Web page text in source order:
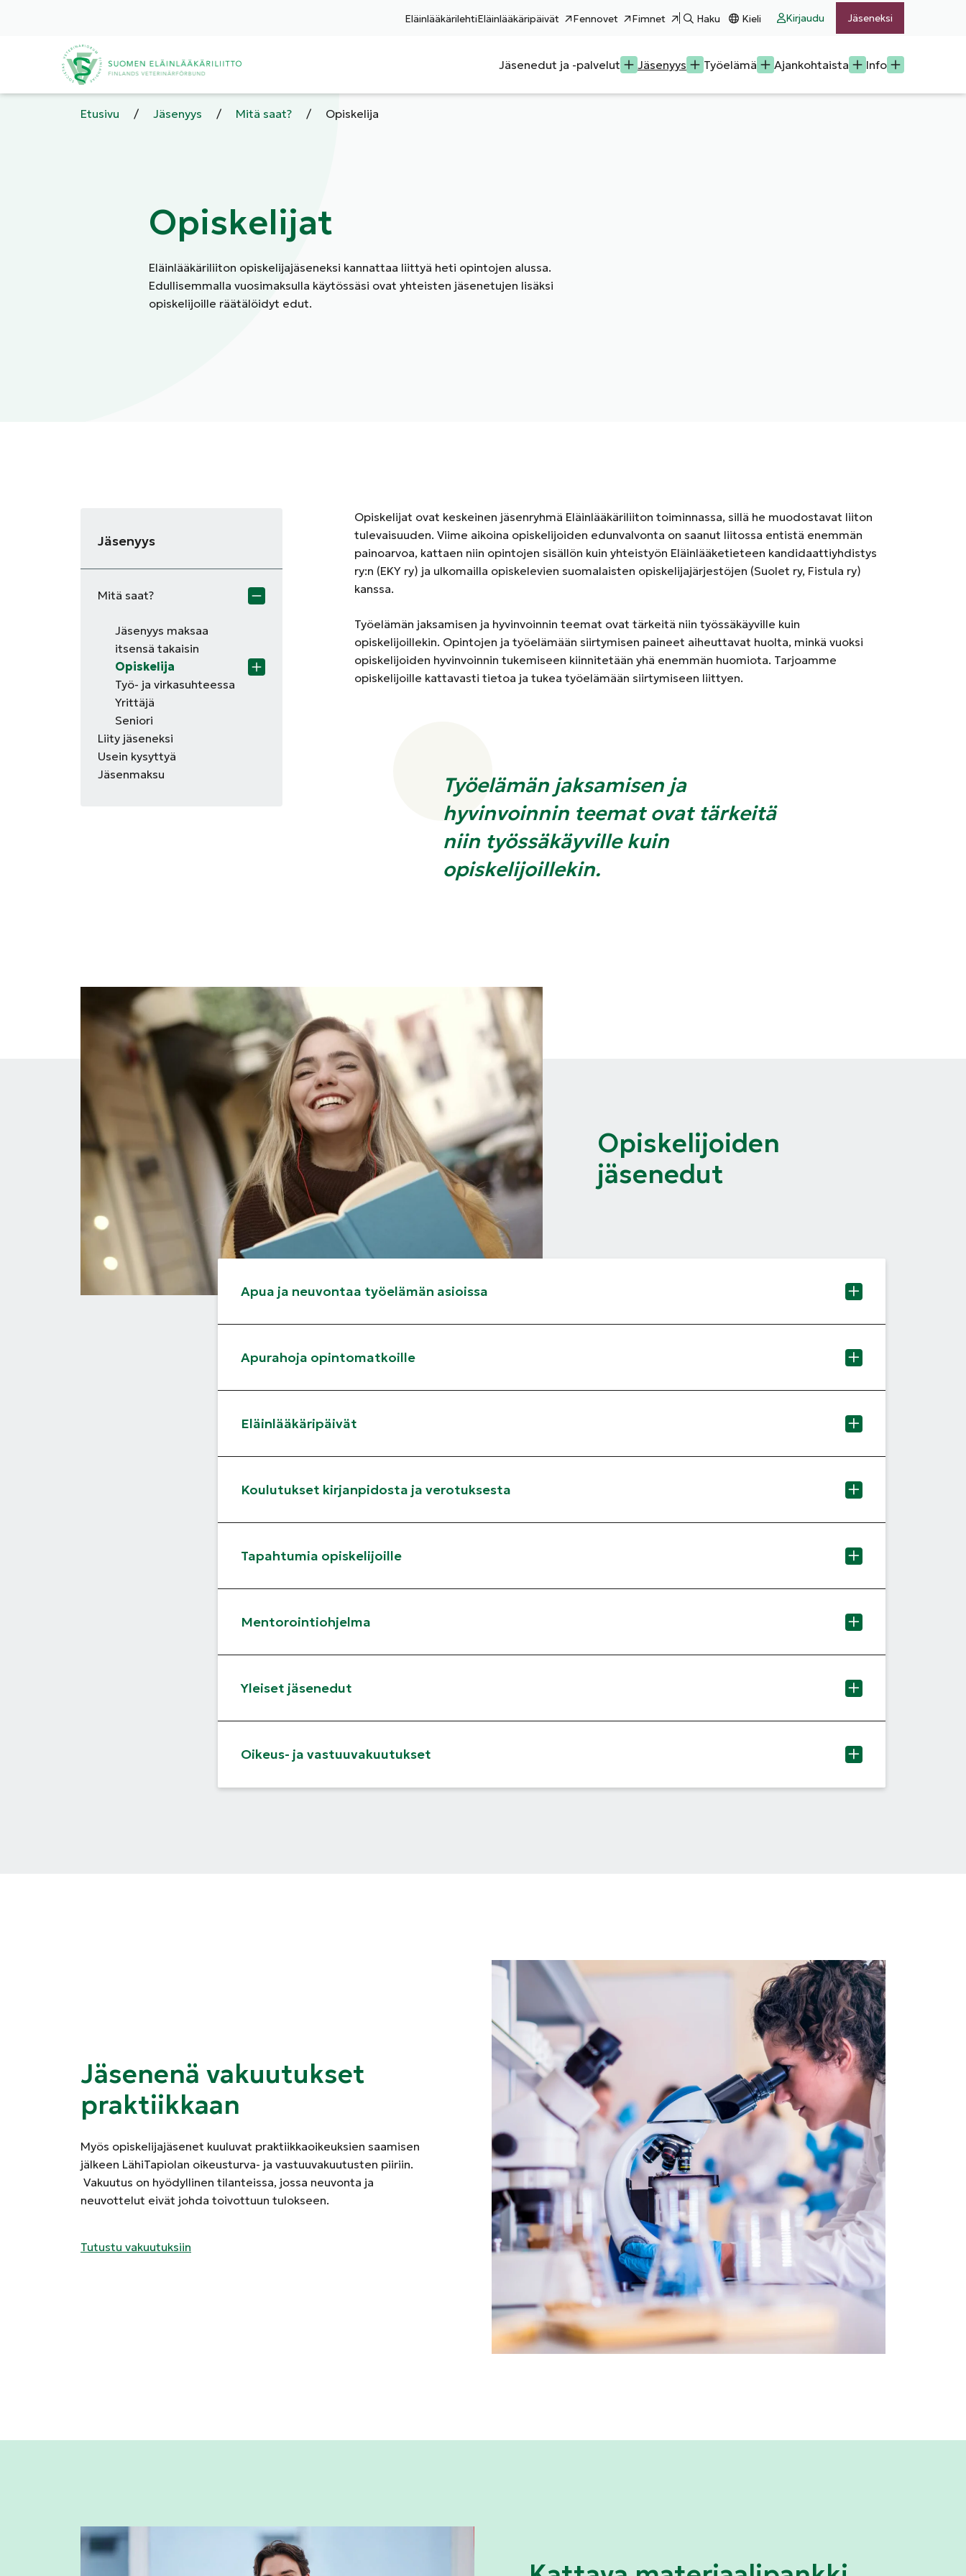
EläinlääkärilehtiEläinlääkäripäivät Fennovet Fimnet Haku Kieli Kirjaudu Jäseneksi
Jäsenedut ja -palvelut Jäsenyys Työelämä Ajankohtaista Info
Etusivu / Jäsenyys / Mitä saat? / Opiskelija
Opiskelijat
Eläinlääkäriliiton opiskelijajäseneksi kannattaa liittyä heti opintojen alussa.
Edullisemmalla vuosimaksulla käytössäsi ovat yhteisten jäsenetujen lisäksi
opiskelijoille räätälöidyt edut.
Jäsenyys
Mitä saat?
Jäsenyys maksaa
itsensä takaisin
Opiskelija
Työ- ja virkasuhteessa
Yrittäjä
Seniori
Liity jäseneksi
Usein kysyttyä
Jäsenmaksu
Opiskelijat ovat keskeinen jäsenryhmä Eläinlääkäriliiton toiminnassa, sillä he muodostavat liiton
tulevaisuuden. Viime aikoina opiskelijoiden edunvalvonta on saanut liitossa entistä enemmän
painoarvoa, kattaen niin opintojen sisällön kuin yhteistyön Eläinlääketieteen kandidaattiyhdistys
ry:n (EKY ry) ja ulkomailla opiskelevien suomalaisten opiskelijajärjestöjen (Suolet ry, Fistula ry)
kanssa.
Työelämän jaksamisen ja hyvinvoinnin teemat ovat tärkeitä niin työssäkäyville kuin
opiskelijoillekin. Opintojen ja työelämään siirtymisen paineet aiheuttavat huolta, minkä vuoksi
opiskelijoiden hyvinvoinnin tukemiseen kiinnitetään yhä enemmän huomiota. Tarjoamme
opiskelijoille kattavasti tietoa ja tukea työelämään siirtymiseen liittyen.
Työelämän jaksamisen ja
hyvinvoinnin teemat ovat tärkeitä
niin työssäkäyville kuin
opiskelijoillekin.
Opiskelijoiden
jäsenedut
Apua ja neuvontaa työelämän asioissa
Apurahoja opintomatkoille
Eläinlääkäripäivät
Koulutukset kirjanpidosta ja verotuksesta
Tapahtumia opiskelijoille
Mentorointiohjelma
Yleiset jäsenedut
Oikeus- ja vastuuvakuutukset
Jäsenenä vakuutukset
praktiikkaan
Myös opiskelijajäsenet kuuluvat praktiikkaoikeuksien saamisen
jälkeen LähiTapiolan oikeusturva- ja vastuuvakuutusten piiriin.
Vakuutus on hyödyllinen tilanteissa, jossa neuvonta ja
neuvottelut eivät johda toivottuun tulokseen.
Tutustu vakuutuksiin